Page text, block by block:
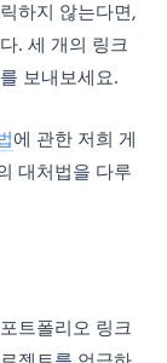
하지 않는다면,
. 세 개의 링크
보내보세요.
에 관한 저희 게
대처법을 다루
트폴리오 링크